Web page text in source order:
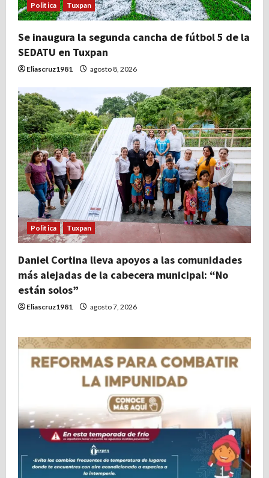
Politica Tuxpan
Se inaugura la segunda cancha de fútbol 5 de la
SEDATU en Tuxpan
Eliascruz1981 agosto 8, 2026
Politica Tuxpan
Daniel Cortina lleva apoyos a las comunidades
más alejadas de la cabecera municipal: “No
están solos”
Eliascruz1981 agosto 7, 2026